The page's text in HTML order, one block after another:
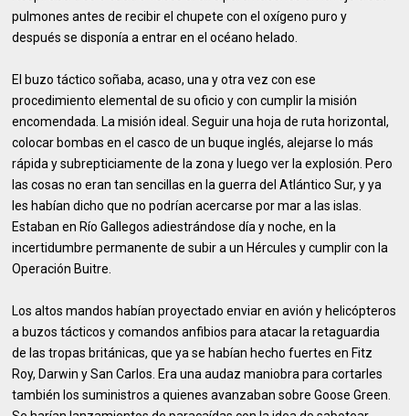
pulmones antes de recibir el chupete con el oxígeno puro y
después se disponía a entrar en el océano helado.
El buzo táctico soñaba, acaso, una y otra vez con ese
procedimiento elemental de su oficio y con cumplir la misión
encomendada. La misión ideal. Seguir una hoja de ruta horizontal,
colocar bombas en el casco de un buque inglés, alejarse lo más
rápida y subrepticiamente de la zona y luego ver la explosión. Pero
las cosas no eran tan sencillas en la guerra del Atlántico Sur, y ya
les habían dicho que no podrían acercarse por mar a las islas.
Estaban en Río Gallegos adiestrándose día y noche, en la
incertidumbre permanente de subir a un Hércules y cumplir con la
Operación Buitre.
Los altos mandos habían proyectado enviar en avión y helicópteros
a buzos tácticos y comandos anfibios para atacar la retaguardia
de las tropas británicas, que ya se habían hecho fuertes en Fitz
Roy, Darwin y San Carlos. Era una audaz maniobra para cortarles
también los suministros a quienes avanzaban sobre Goose Green.